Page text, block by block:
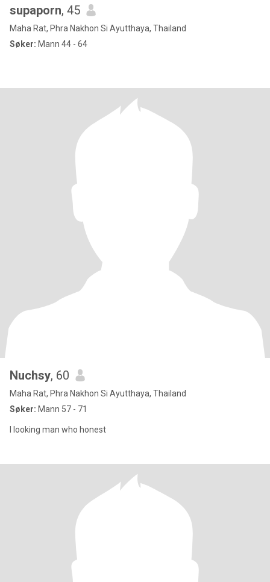
supaporn, 45
Maha Rat, Phra Nakhon Si Ayutthaya, Thailand
Søker: Mann 44 - 64
Nuchsy, 60
Maha Rat, Phra Nakhon Si Ayutthaya, Thailand
Søker: Mann 57 - 71
I looking man who honest